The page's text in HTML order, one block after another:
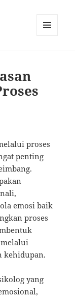
proses
penting
emosi baik
proses
kehidupan.
yang